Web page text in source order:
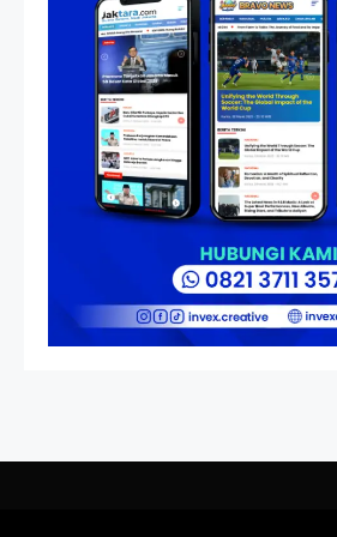
Kedempel, Lahirnya Politik
Non-Blok ke Go-Blok!
Artikel
Menelusuri Akar Sejarah Ulang
Tahun PPU, Pertentangan
Bulan Peringatan vs
Pengesahan UU 7/2002